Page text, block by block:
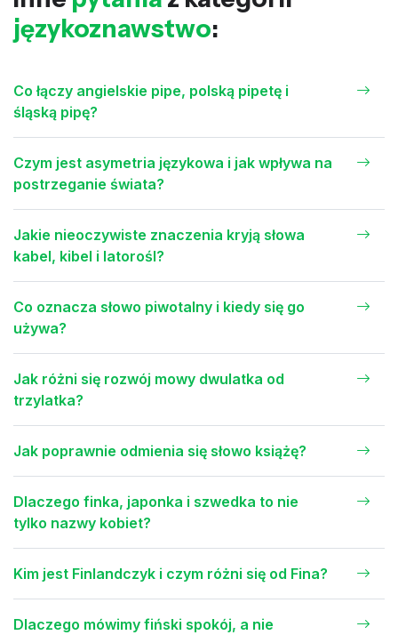
językoznawstwo:
Co łączy angielskie pipe, polską pipetę i
śląską pipę?
Czym jest asymetria językowa i jak wpływa na
postrzeganie świata?
Jakie nieoczywiste znaczenia kryją słowa
kabel, kibel i latorośl?
Co oznacza słowo piwotalny i kiedy się go
używa?
Jak różni się rozwój mowy dwulatka od
trzylatka?
Jak poprawnie odmienia się słowo książę?
Dlaczego finka, japonka i szwedka to nie
tylko nazwy kobiet?
Kim jest Finlandczyk i czym różni się od Fina?
Dlaczego mówimy fiński spokój, a nie